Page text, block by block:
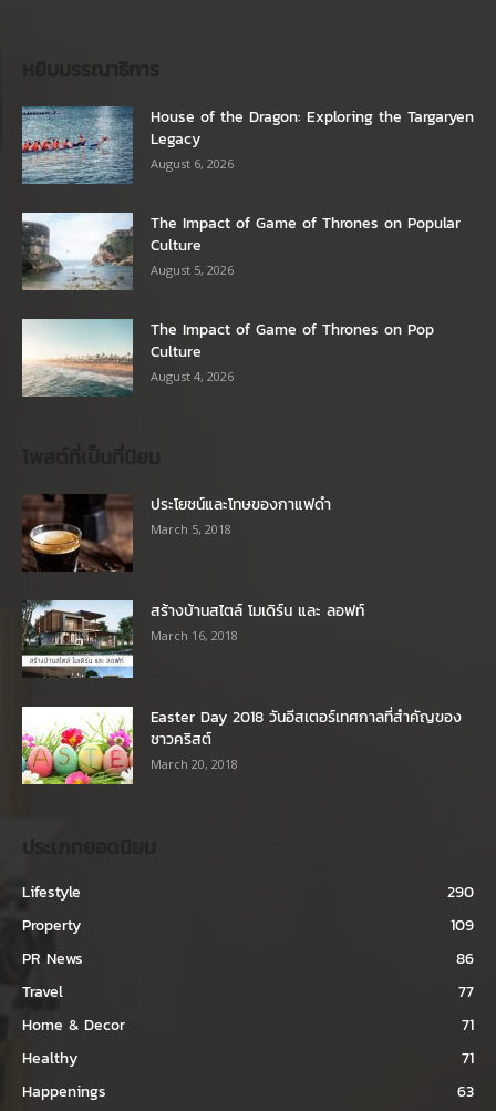
House of the Dragon: Exploring the Targaryen
Legacy
August 6, 2026
The Impact of Game of Thrones on Popular
Culture
August 5, 2026
The Impact of Game of Thrones on Pop
Culture
August 4, 2026
ประโยชน์และโทษของกาแฟดำ
March 5, 2018
สร้างบ้านสไตล์ โมเดิร์น และ ลอฟท์
March 16, 2018
Easter Day 2018 วันอีสเตอร์เทศกาลที่สำคัญของ
ชาวคริสต์
March 20, 2018
Lifestyle
290
Property
109
PR News
86
Travel
77
Home & Decor
71
Healthy
71
Happenings
63